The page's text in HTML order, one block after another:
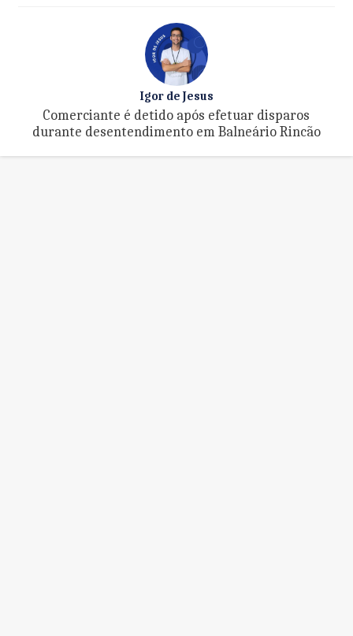
Igor de Jesus
Comerciante é detido após efetuar disparos
durante desentendimento em Balneário Rincão